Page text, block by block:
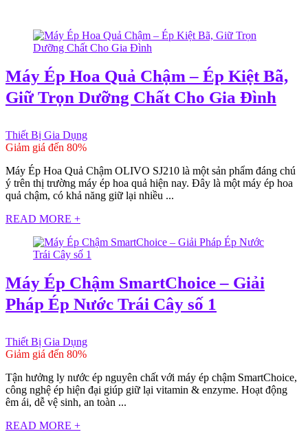
Máy Ép Hoa Quả Chậm – Ép Kiệt Bã,
Giữ Trọn Dưỡng Chất Cho Gia Đình
Thiết Bị Gia Dụng
Giảm giá đến 80%
Máy Ép Hoa Quả Chậm OLIVO SJ210 là một sản phẩm đáng chú
ý trên thị trường máy ép hoa quả hiện nay. Đây là một máy ép hoa
quả chậm, có khả năng giữ lại nhiều ...
READ MORE +
Máy Ép Chậm SmartChoice – Giải
Pháp Ép Nước Trái Cây số 1
Thiết Bị Gia Dụng
Giảm giá đến 80%
Tận hưởng ly nước ép nguyên chất với máy ép chậm SmartChoice,
công nghệ ép hiện đại giúp giữ lại vitamin & enzyme. Hoạt động
êm ái, dễ vệ sinh, an toàn ...
READ MORE +